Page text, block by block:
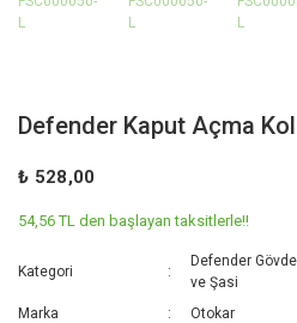
Defender Kaput Açma
₺ 528,00
54,56 TL den başlayan taksitlerle!!
Kategori
Defender
ve Şasi
Marka
Otokar